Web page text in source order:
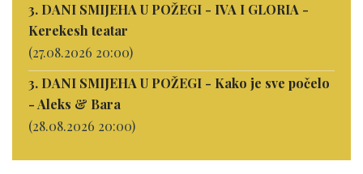
3. DANI SMIJEHA U POŽEGI - IVA I GLORIA -
Kerekesh teatar
(27.08.2026 20:00)
3. DANI SMIJEHA U POŽEGI - Kako je sve počelo
- Aleks & Bara
(28.08.2026 20:00)